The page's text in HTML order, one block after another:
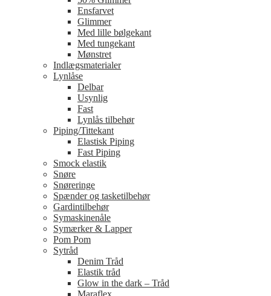
Ensfarvet
Glimmer
Med lille bølgekant
Med tungekant
Mønstret
Indlægsmaterialer
Lynlåse
Delbar
Usynlig
Fast
Lynlås tilbehør
Piping/Tittekant
Elastisk Piping
Fast Piping
Smock elastik
Snøre
Snøreringe
Spænder og tasketilbehør
Gardintilbehør
Symaskinenåle
Symærker & Lapper
Pom Pom
Sytråd
Denim Tråd
Elastik tråd
Glow in the dark – Tråd
Maraflex